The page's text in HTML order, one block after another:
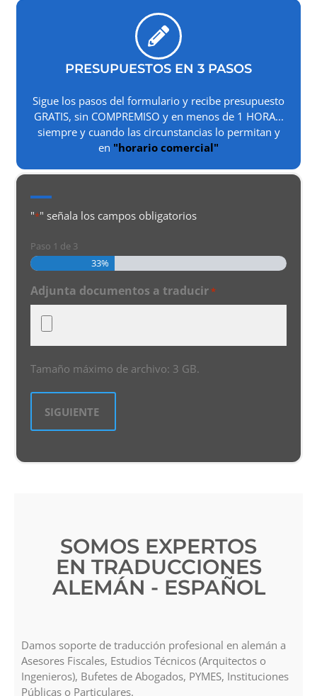
PRESUPUESTOS EN 3 PASOS
Sigue los pasos del formulario y recibe presupuesto
GRATIS, sin COMPREMISO y en menos de 1 HORA...
siempre y cuando las circunstancias lo permitan y
en "horario comercial"
"*" señala los campos obligatorios
Paso 1 de 3
33%
Adjunta documentos a traducir*
Tamaño máximo de archivo: 3 GB.
SOMOS EXPERTOS
EN TRADUCCIONES
ALEMÁN - ESPAÑOL
Damos soporte de traducción profesional en alemán a
Asesores Fiscales, Estudios Técnicos (Arquitectos o
Ingenieros), Bufetes de Abogados, PYMES, Instituciones
Públicas o Particulares.